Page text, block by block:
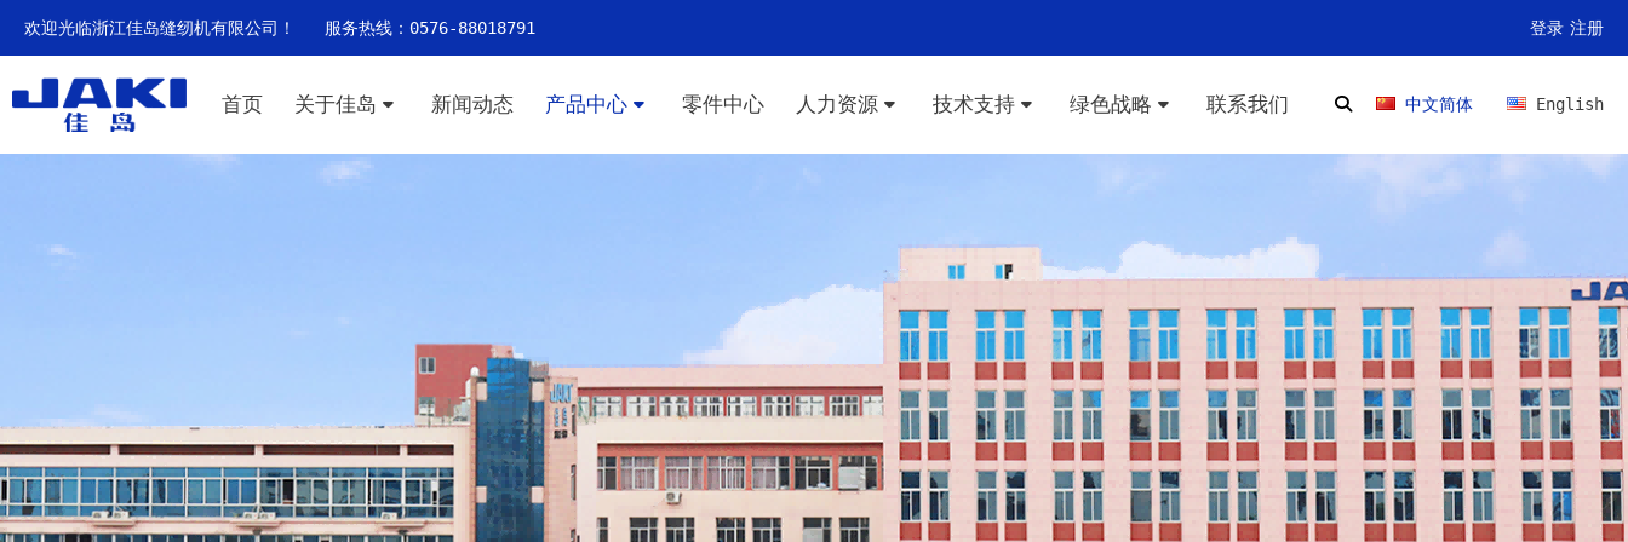
欢迎光临浙江佳岛缝纫机有限公司！ 服务热线：0576-88018791 登录 注册
首页 关于佳岛 新闻动态 产品中心 零件中心 人力资源 技术支持 绿色战略 联系我们 中文简体 English